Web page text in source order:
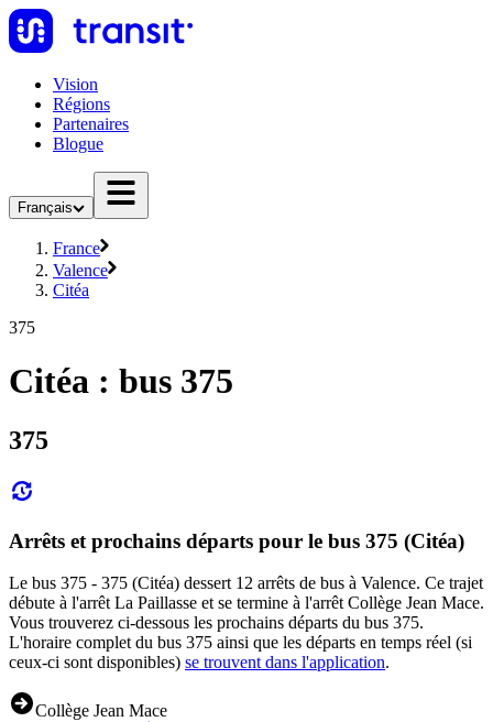
Vision
Régions
Partenaires
Blogue
Français
France
Valence
Citéa
375
Citéa : bus 375
375
Arrêts et prochains départs pour le bus 375 (Citéa)
Le bus 375 - 375 (Citéa) dessert 12 arrêts de bus à Valence. Ce trajet
débute à l'arrêt La Paillasse et se termine à l'arrêt Collège Jean Mace.
Vous trouverez ci-dessous les prochains départs du bus 375.
L'horaire complet du bus 375 ainsi que les départs en temps réel (si
ceux-ci sont disponibles) se trouvent dans l'application.
Collège Jean Mace